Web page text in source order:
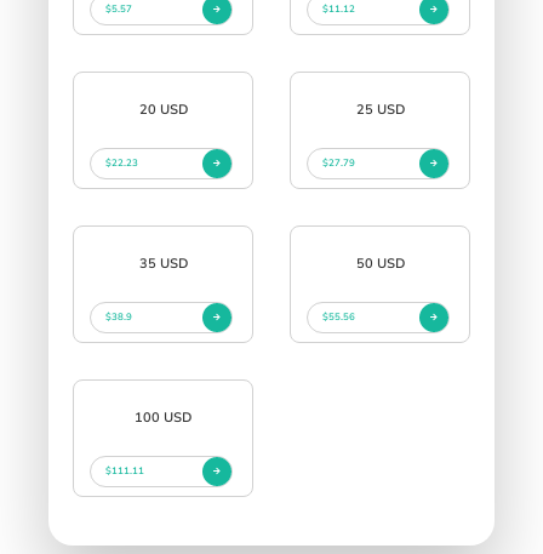
$5.57 $11.12
20 USD
$22.23
25 USD
$27.79
35 USD
$38.9
50 USD
$55.56
100 USD
$111.11